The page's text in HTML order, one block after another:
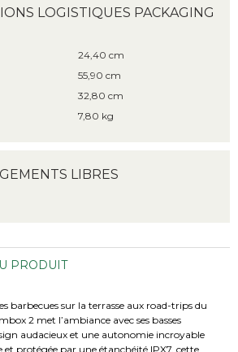
LOGISTIQUES PACKAGING
24,40 cm
55,90 cm
32,80 cm
7,80 kg
LIBRES
PRODUIT
barbecues sur la terrasse aux road-trips du
2 met l’ambiance avec ses basses
audacieux et une autonomie incroyable
et protégée par une étanchéité IPX7, cette